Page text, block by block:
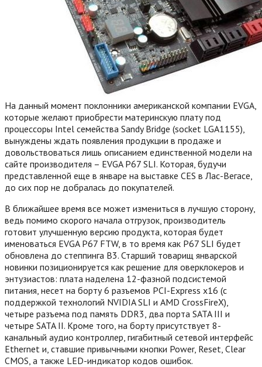
На данный момент поклонники американской компании EVGA,
которые желают приобрести материнскую плату под
процессоры Intel семейства Sandy Bridge (socket LGA1155),
вынуждены ждать появления продукции в продаже и
довольствоваться лишь описанием единственной модели на
сайте производителя – EVGA P67 SLI. Которая, будучи
представленной еще в январе на выставке CES в Лас-Вегасе,
до сих пор не добралась до покупателей.
В ближайшее время все может измениться в лучшую сторону,
ведь помимо скорого начала отгрузок, производитель
готовит улучшенную версию продукта, которая будет
именоваться EVGA P67 FTW, в то время как P67 SLI будет
обновлена до степпинга B3. Старший товарищ январской
новинки позиционируется как решение для оверклокеров и
энтузиастов: плата наделена 12-фазной подсистемой
питания, несет на борту 6 разъемов PCI-Express x16 (с
поддержкой технологий NVIDIA SLI и AMD CrossFireX),
четыре разъема под память DDR3, два порта SATA III и
четыре SATA II. Кроме того, на борту присутствует 8-
канальный аудио контроллер, гигабитный сетевой интерфейс
Ethernet и, ставшие привычными кнопки Power, Reset, Clear
CMOS, а также LED-индикатор кодов ошибок.